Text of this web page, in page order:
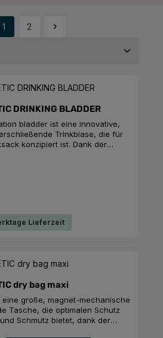
Seite
1
Seite
2
DRINKING BLADDER
bladder ist eine innovative,
Trinkblase, die für
konzipiert ist. Dank der
befüllen und verschließt
zuverlässige
Die drei weit öffnenden
maximale Auslaufsicherheit,
SNAP-Verschluss an der
Öffnen verhindert. Die
aus BPA-freiem und
TPU. Im Lieferumfang ist ein
Lieferzeit
dry bag maxi
eine große, magnet-mechanische
Tasche, die optimalen Schutz
Schmutz bietet, dank der